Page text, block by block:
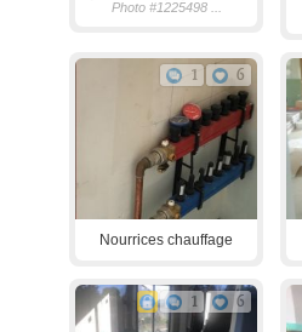
Photo #1225498 ...
1 6
Nourrices chauffage
1 6